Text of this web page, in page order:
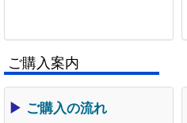
ご購入案内
▶ ご購入の流れ